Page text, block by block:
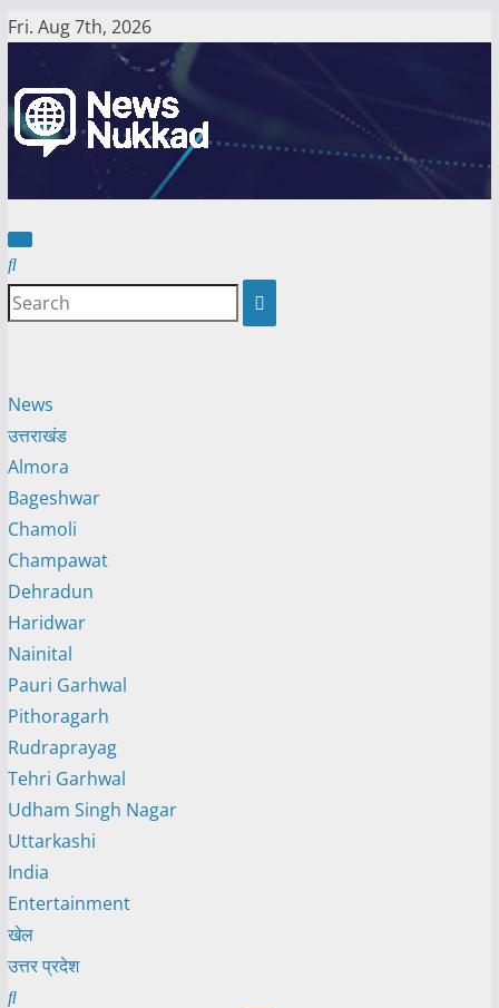
Skip
content
Fri. Aug 7th, 2026
News
उत्तराखंड
Almora
Bageshwar
Chamoli
Champawat
Dehradun
Haridwar
Nainital
Pauri Garhwal
Pithoragarh
Rudraprayag
Tehri Garhwal
Udham Singh Nagar
Uttarkashi
India
Entertainment
खेल
उत्तर प्रदेश